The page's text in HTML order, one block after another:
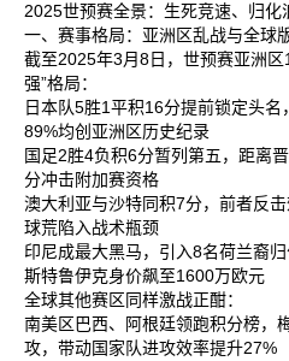
2025世预赛全景：生死竞速、归化
一、赛事格局：亚洲区乱战与全球
截至2025年3月8日，世预赛亚洲
强”格局：
日本队‌5胜1平积16分提前锁定头
89%均创亚洲区历史纪录‌
国足‌2胜4负积6分暂列第五，距离
分冲击附加赛资格‌
澳大利亚‌与‌沙特‌同积7分，前者反
球荒陷入战术瓶颈‌
印尼‌成最大黑马，引入8名荷兰裔
斯特鲁伊克身价飙至1600万欧元‌
全球其他赛区同样激战正酣：
南美区‌巴西、阿根廷领跑积分榜，
攻，带动国家队进攻效率提升27%‌